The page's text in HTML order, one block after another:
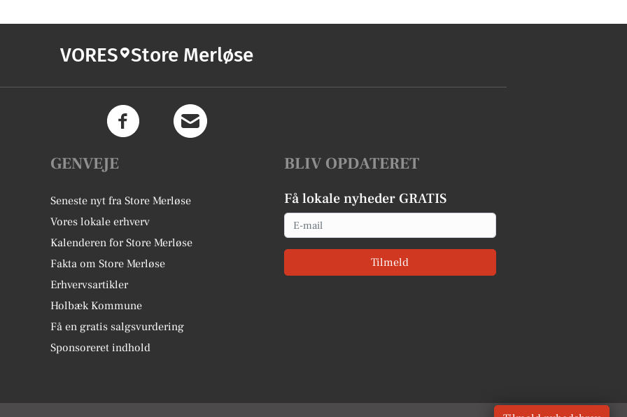
VORES Store Merløse
GENVEJE
Seneste nyt fra Store Merløse
Vores lokale erhverv
Kalenderen for Store Merløse
Fakta om Store Merløse
Erhvervsartikler
Holbæk Kommune
Få en gratis salgsvurdering
Sponsoreret indhold
BLIV OPDATERET
Få lokale nyheder GRATIS
Email
Tilmeld